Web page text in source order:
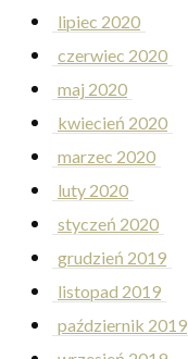
lipiec 2020
czerwiec 2020
maj 2020
kwiecień 2020
marzec 2020
luty 2020
styczeń 2020
grudzień 2019
listopad 2019
październik 2019